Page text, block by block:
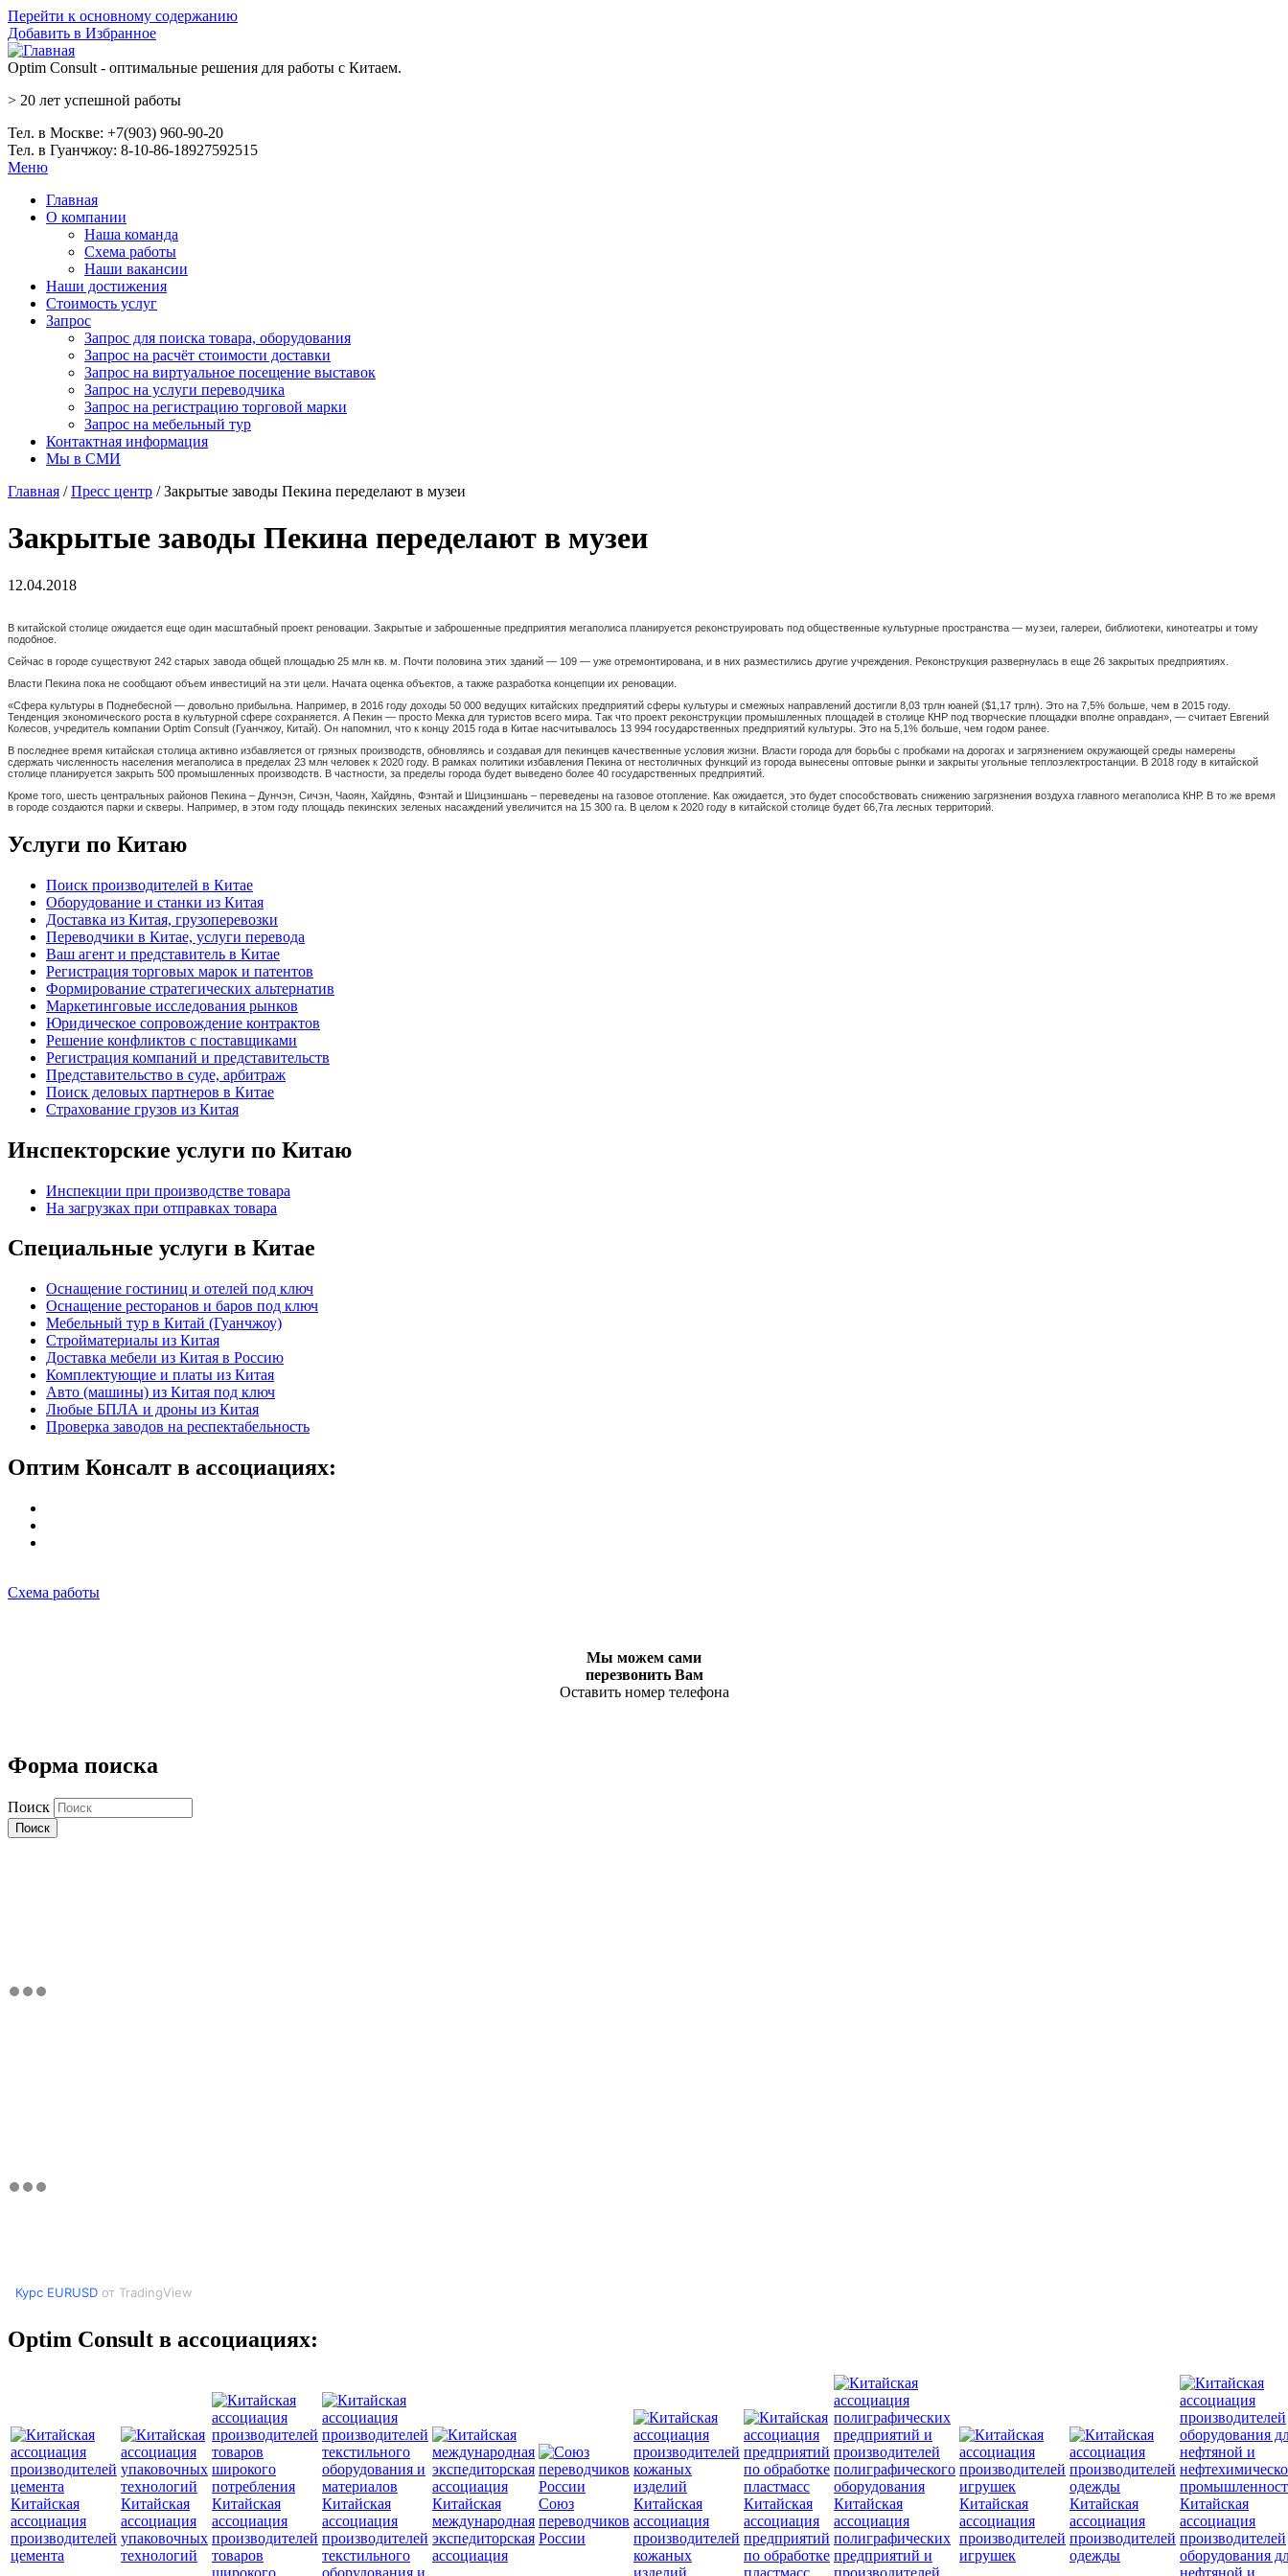
Перейти к основному содержанию
Добавить в Избранное
Optim Consult - оптимальные решения для работы с Китаем.
> 20 лет успешной работы
Тел. в Москве: +7(903) 960-90-20
Тел. в Гуанчжоу: 8-10-86-18927592515
Меню
Главная
О компании
Наша команда
Схема работы
Наши вакансии
Наши достижения
Стоимость услуг
Запрос
Запрос для поиска товара, оборудования
Запрос на расчёт стоимости доставки
Запрос на виртуальное посещение выставок
Запрос на услуги переводчика
Запрос на регистрацию торговой марки
Запрос на мебельный тур
Контактная информация
Мы в СМИ
Главная /Пресс центр / Закрытые заводы Пекина переделают в музеи
Закрытые заводы Пекина переделают в музеи
12.04.2018
В китайской столице ожидается еще один масштабный проект реновации. Закрытые и заброшенные предприятия мегаполиса планируется реконструировать под общественные культурные пространства — музеи, галереи, библиотеки, кинотеатры и тому
подобное.
Сейчас в городе существуют 242 старых завода общей площадью 25 млн кв. м. Почти половина этих зданий — 109 — уже отремонтирована, и в них разместились другие учреждения. Реконструкция развернулась в еще 26 закрытых предприятиях.
Власти Пекина пока не сообщают объем инвестиций на эти цели. Начата оценка объектов, а также разработка концепции их реновации.
«Сфера культуры в Поднебесной — довольно прибыльна. Например, в 2016 году доходы 50 000 ведущих китайских предприятий сферы культуры и смежных направлений достигли 8,03 трлн юаней ($1,17 трлн). Это на 7,5% больше, чем в 2015 году.
Тенденция экономического роста в культурной сфере сохраняется. А Пекин — просто Мекка для туристов всего мира. Так что проект реконструкции промышленных площадей в столице КНР под творческие площадки вполне оправдан», — считает Евгений
Колесов, учредитель компании Optim Consult (Гуанчжоу, Китай). Он напомнил, что к концу 2015 года в Китае насчитывалось 13 994 государственных предприятий культуры. Это на 5,1% больше, чем годом ранее.
В последнее время китайская столица активно избавляется от грязных производств, обновляясь и создавая для пекинцев качественные условия жизни. Власти города для борьбы с пробками на дорогах и загрязнением окружающей среды намерены
сдержать численность населения мегаполиса в пределах 23 млн человек к 2020 году. В рамках политики избавления Пекина от нестоличных функций из города вынесены оптовые рынки и закрыты угольные теплоэлектростанции. В 2018 году в китайской
столице планируется закрыть 500 промышленных производств. В частности, за пределы города будет выведено более 40 государственных предприятий.
Кроме того, шесть центральных районов Пекина – Дунчэн, Сичэн, Чаоян, Хайдянь, Фэнтай и Шицзиншань – переведены на газовое отопление. Как ожидается, это будет способствовать снижению загрязнения воздуха главного мегаполиса КНР. В то же время
в городе создаются парки и скверы. Например, в этом году площадь пекинских зеленых насаждений увеличится на 15 300 га. В целом к 2020 году в китайской столице будет 66,7га лесных территорий.
Услуги по Китаю
Поиск производителей в Китае
Оборудование и станки из Китая
Доставка из Китая, грузоперевозки
Переводчики в Китае, услуги перевода
Ваш агент и представитель в Китае
Регистрация торговых марок и патентов
Формирование стратегических альтернатив
Маркетинговые исследования рынков
Юридическое сопровождение контрактов
Решение конфликтов с поставщиками
Регистрация компаний и представительств
Представительство в суде, арбитраж
Поиск деловых партнеров в Китае
Страхование грузов из Китая
Инспекторские услуги по Китаю
Инспекции при производстве товара
На загрузках при отправках товара
Специальные услуги в Китае
Оснащение гостиниц и отелей под ключ
Оснащение ресторанов и баров под ключ
Мебельный тур в Китай (Гуанчжоу)
Стройматериалы из Китая
Доставка мебели из Китая в Россию
Комплектующие и платы из Китая
Авто (машины) из Китая под ключ
Любые БПЛА и дроны из Китая
Проверка заводов на респектабельность
Оптим Консалт в ассоциациях:
Схема работы
Мы можем сами
перезвонить Вам
Оставить номер телефона
Форма поиска
Поиск
Курс EURUSDот TradingView
Optim Consult в ассоциациях:
Китайская
ассоциация
производителей
цемента
Китайская
ассоциация
упаковочных
технологий
Китайская
ассоциация
производителей
товаров
широкого
Китайская
ассоциация
производителей
текстильного
оборудования и
Китайская
международная
экспедиторская
ассоциация
Союз
переводчиков
России
Китайская
ассоциация
производителей
кожаных
изделий
Китайская
ассоциация
предприятий
по обработке
пластмасс
Китайская
ассоциация
полиграфических
предприятий и
производителей
Китайская
ассоциация
производителей
игрушек
Китайская
ассоциация
производителей
одежды
Китайская
ассоциация
производителей
оборудования
нефтяной и